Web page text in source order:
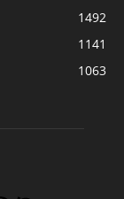
1492
1141
1063